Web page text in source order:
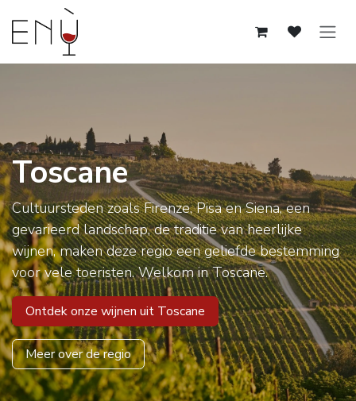
Overslaan naar inhoud
Toscane
Cultuursteden zoals Firenze, Pisa en Siena, een
gevarieerd landschap, de traditie van heerlijke
wijnen, maken deze regio een geliefde bestemming
voor vele toeristen. Welkom in Toscane.
Ontdek onze wijnen uit Toscane
Meer over de regio